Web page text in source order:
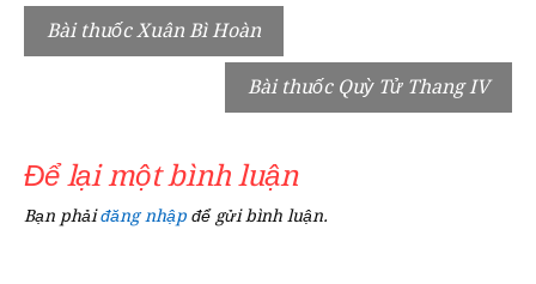
Điều
hướng
Bài thuốc Xuân Bì Hoàn
Bài thuốc Quỳ Tử Thang IV
Để lại một bình luận
Bạn phảiđăng nhập để gửi bình luận.